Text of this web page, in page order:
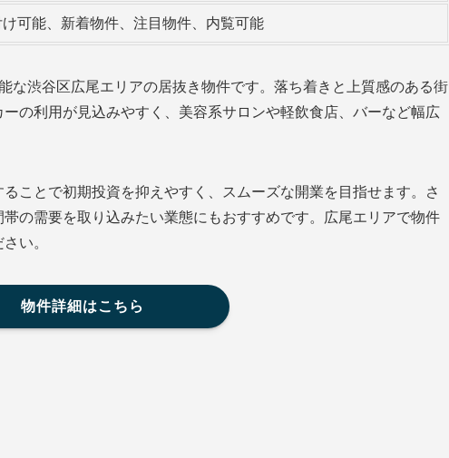
可能、新着物件、注目物件、内覧可能
な渋谷区広尾エリアの居抜き物件です。落ち着きと上質感のある街
の利用が見込みやすく、美容系サロンや軽飲食店、バーなど幅広
ことで初期投資を抑えやすく、スムーズな開業を目指せます。さ
の需要を取り込みたい業態にもおすすめです。広尾エリアで物件
い。
物件詳細はこちら